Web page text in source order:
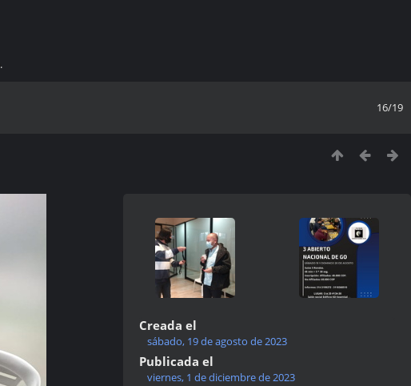
.
16/19
Creada el
sábado, 19 de agosto de 2023
Publicada el
viernes, 1 de diciembre de 2023